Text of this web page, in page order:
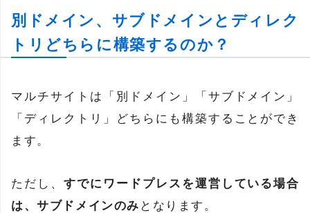
別ドメイン、サブドメインとディレク
トリどちらに構築するのか？
マルチサイトは「別ドメイン」「サブドメイン」
「ディレクトリ」どちらにも構築することができ
ます。
ただし、 すでにワードプレスを運営している場合
は、サブドメインのみ となります。